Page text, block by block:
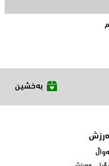
بەخشین